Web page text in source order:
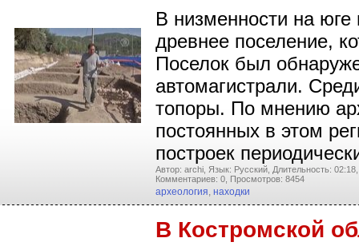
В низменности на юге
древнее поселение,
Поселок был
автомагистрали.
топоры. По мнению
постоянных в этом
построек
Автор: archi, Язык: Русский, Длительность: 02:18,
Комментариев: 0, Просмотров: 8454
археология, находки
В Костромской